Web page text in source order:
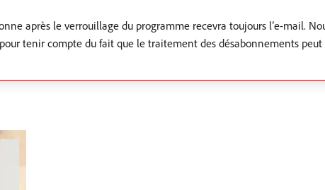
après le verrouillage du programme recevra toujours l’e-mail.
tenir compte du fait que le traitement des désabonnements